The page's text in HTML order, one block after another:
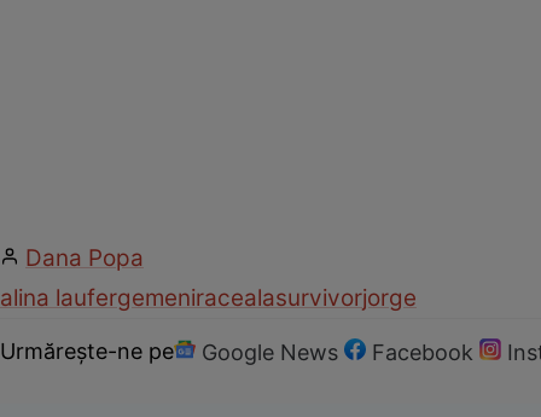
Dana Popa
alina laufergemeniracealasurvivorjorge
Urmărește-ne pe Google News Facebook